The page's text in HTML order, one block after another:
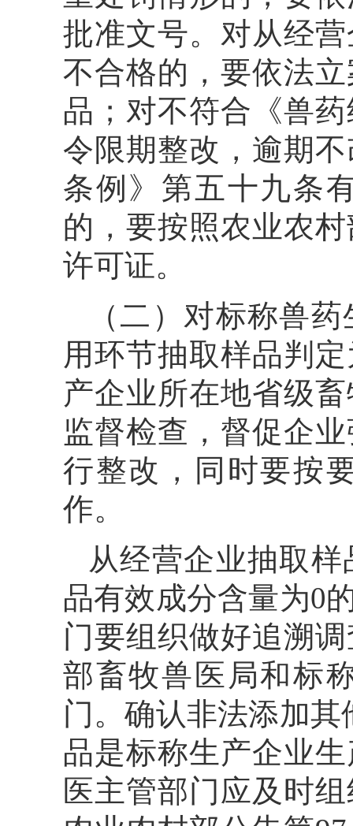
批准文号。对从经
不合格的，要依法
品；对不符合《兽
令限期整改，逾期
条例》第五十九条
的，要按照农业农
许可证。
（二）对标称兽
用环节抽取样品判
产企业所在地省级
监督检查，督促企
行整改，同时要按
作。
从经营企业抽取
品有效成分含量为0
门要组织做好追溯
部畜牧兽医局和标
门。确认非法添加
品是标称生产企业
医主管部门应及时